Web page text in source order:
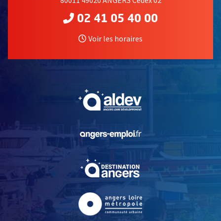
02 41 05 40 00
Voir les horaires
, Ouvre une nouvelle
, Ouvre une nouvelle